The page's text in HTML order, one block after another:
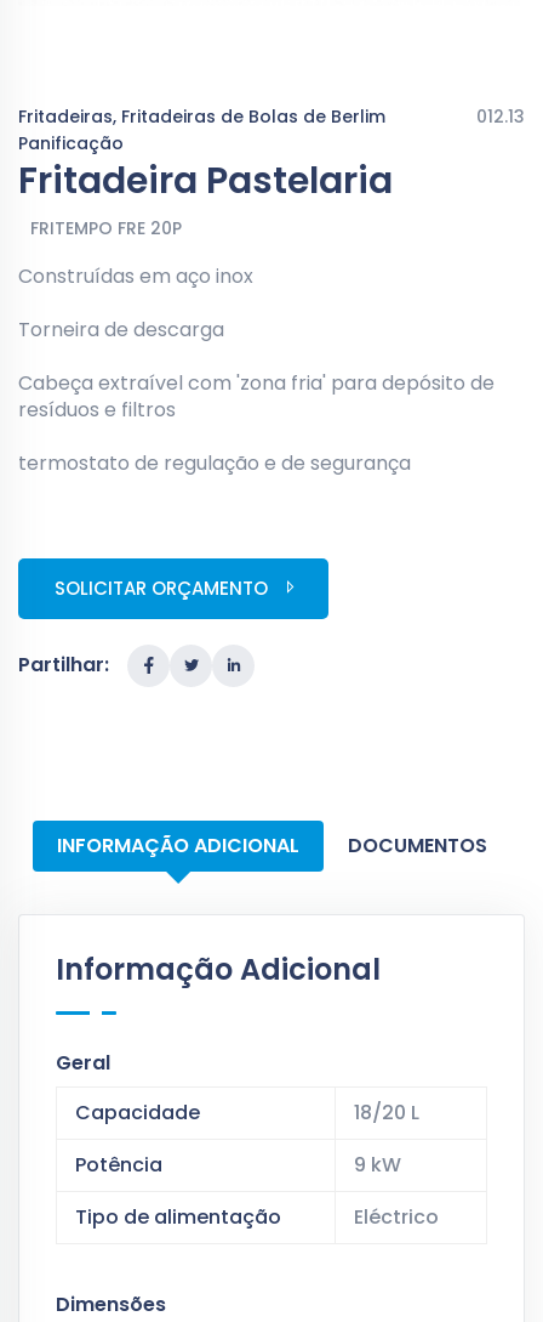
Fritadeiras, Fritadeiras de Bolas de Berlim
Panificação
012.13
Fritadeira Pastelaria
FRITEMPO FRE 20P
Construídas em aço inox
Torneira de descarga
Cabeça extraível com 'zona fria' para depósito de
resíduos e filtros
termostato de regulação e de segurança
SOLICITAR ORÇAMENTO
Partilhar:
INFORMAÇÃO ADICIONAL DOCUMENTOS
Informação Adicional
Geral
Capacidade
18/20 L
Potência
9 kW
Tipo de alimentação
Eléctrico
Dimensões